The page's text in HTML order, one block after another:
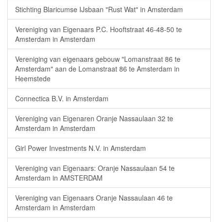
Stichting Blaricumse IJsbaan "Rust Wat" in Amsterdam
Vereniging van Eigenaars P.C. Hooftstraat 46-48-50 te
Amsterdam in Amsterdam
Vereniging van eigenaars gebouw "Lomanstraat 86 te
Amsterdam" aan de Lomanstraat 86 te Amsterdam in
Heemstede
Connectica B.V. in Amsterdam
Vereniging van Eigenaren Oranje Nassaulaan 32 te
Amsterdam in Amsterdam
Girl Power Investments N.V. in Amsterdam
Vereniging van Eigenaars: Oranje Nassaulaan 54 te
Amsterdam in AMSTERDAM
Vereniging van Eigenaars Oranje Nassaulaan 46 te
Amsterdam in Amsterdam